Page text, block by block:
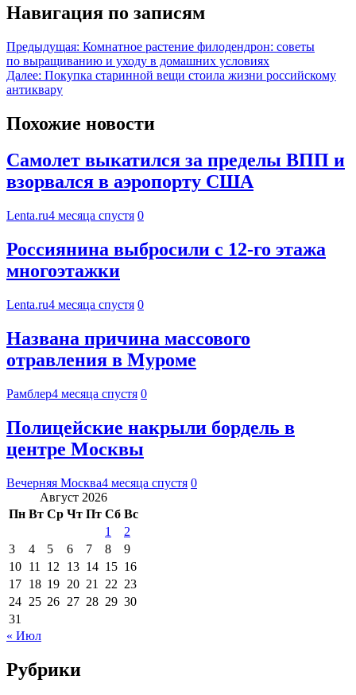
Навигация по записям
Предыдущая: Комнатное растение филодендрон: советы
по выращиванию и уходу в домашних условиях
Далее: Покупка старинной вещи стоила жизни российскому
антиквару
Похожие новости
Самолет выкатился за пределы ВПП и
взорвался в аэропорту США
Lenta.ru4 месяца спустя 0
Россиянина выбросили с 12-го этажа
многоэтажки
Lenta.ru4 месяца спустя 0
Названа причина массового
отравления в Муроме
Рамблер4 месяца спустя 0
Полицейские накрыли бордель в
центре Москвы
Вечерняя Москва4 месяца спустя 0
Август 2026
Пн Вт Ср Чт Пт Сб Вс
1
2
3
4 5 6 7 8
9
10 11 12 13 14 15 16
17 18 19 20 21 22 23
24 25 26 27 28 29 30
31
« Июл
Рубрики